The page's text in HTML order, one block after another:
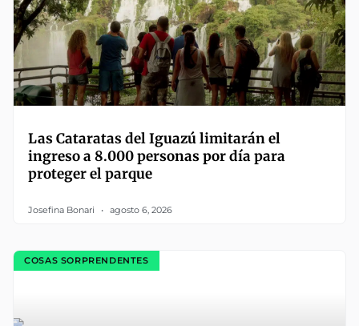
Las Cataratas del Iguazú limitarán el
ingreso a 8.000 personas por día para
proteger el parque
Josefina Bonari agosto 6, 2026
COSAS SORPRENDENTES